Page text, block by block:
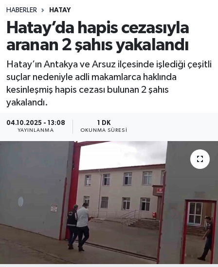
HABERLER HATAY
Hatay’da hapis cezasıyla
aranan 2 şahıs yakalandı
Hatay’ın Antakya ve Arsuz ilçesinde işlediği çeşitli
suçlar nedeniyle adli makamlarca haklında
kesinleşmiş hapis cezası bulunan 2 şahıs
yakalandı.
04.10.2025 - 13:08
YAYINLANMA
1 DK
OKUNMA SÜRESI
Spor
Teknoloji
Yaşam